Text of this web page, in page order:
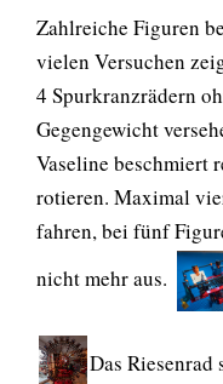
Zahlreiche Figuren
vielen Versuchen
4 Spurkranzrädern
Gegengewicht
Vaseline beschmiert
rotieren. Maximal
fahren, bei fünf
nicht mehr aus.
Das